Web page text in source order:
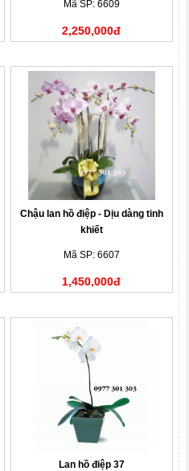
Mã SP: 6609
2,250,000đ
Chậu lan hồ điệp - Dịu dàng tinh
khiết
Mã SP: 6607
1,450,000đ
Lan hồ điệp 37